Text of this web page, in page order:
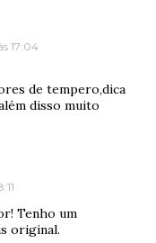
17:04
de tempero,dica
disso muito
Tenho um
original.